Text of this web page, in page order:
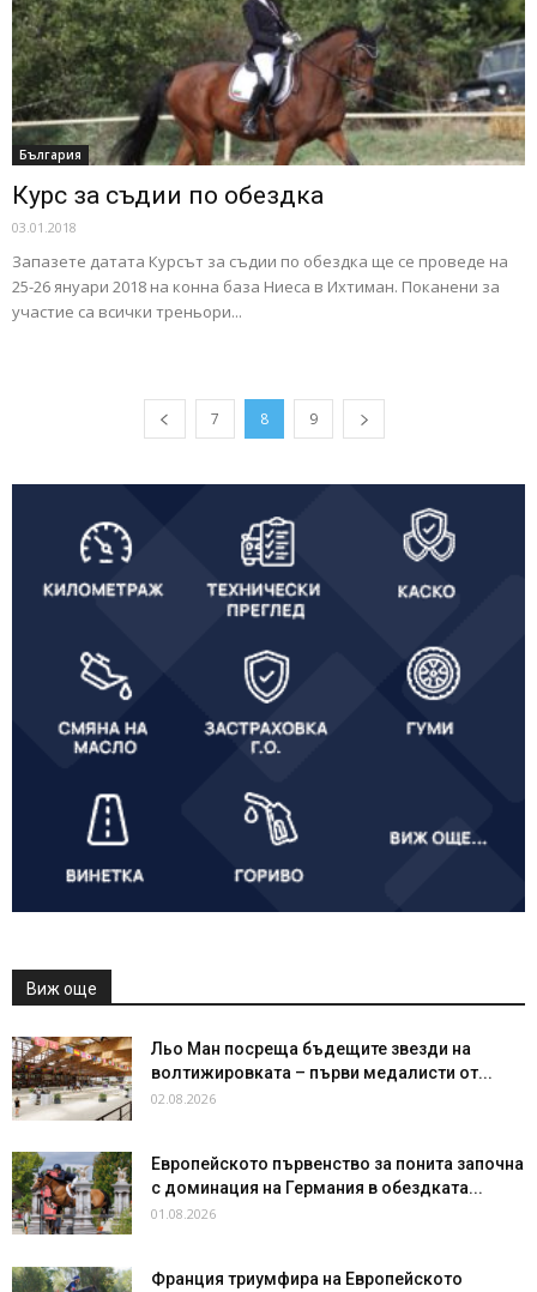
България
Курс за съдии по обездка
03.01.2018
Запазете датата Курсът за съдии по обездка ще се проведе на
25-26 януари 2018 на конна база Ниеса в Ихтиман. Поканени за
участие са всички треньори...
7 8 9
Виж още
Льо Ман посреща бъдещите звезди на
волтижировката – първи медалисти от...
02.08.2026
Европейското първенство за понита започна
с доминация на Германия в обездката...
01.08.2026
Франция триумфира на Европейското